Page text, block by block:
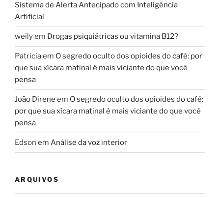
Sistema de Alerta Antecipado com Inteligência
Artificial
weilyem Drogas psiquiátricas ou vitamina B12?
Patriciaem O segredo oculto dos opioides do café: por
que sua xícara matinal é mais viciante do que você
pensa
João Direne em O segredo oculto dos opioides do café:
por que sua xícara matinal é mais viciante do que você
pensa
Edson em Análise da voz interior
ARQUIVOS